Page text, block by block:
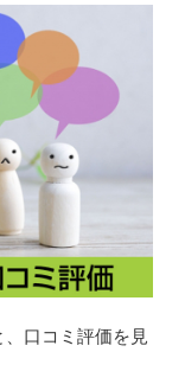
、口コミ評価を見